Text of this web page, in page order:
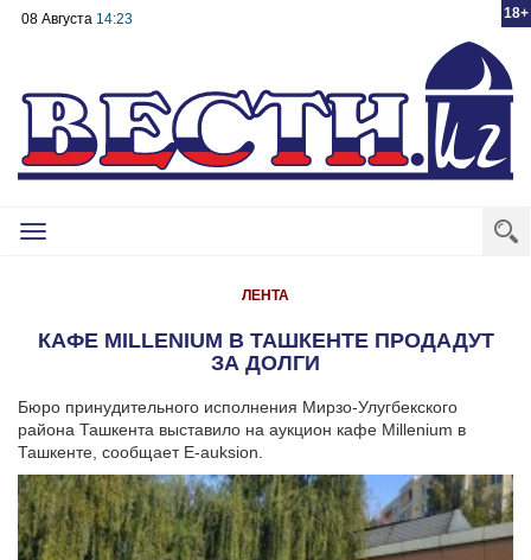
18+
08 Августа 14:23
Toggle
ЛЕНТА
КАФЕ MILLENIUM В ТАШКЕНТЕ ПРОДАДУТ
ЗА ДОЛГИ
Бюро принудительного исполнения Мирзо-Улугбекского
района Ташкента выставило на аукцион кафе Millenium в
Ташкенте, сообщает E-auksion.